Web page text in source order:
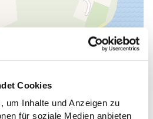
Cookies
um Inhalte und Anzeigen zu
für soziale Medien anbieten